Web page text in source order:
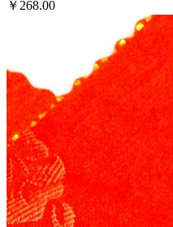
￥268.00